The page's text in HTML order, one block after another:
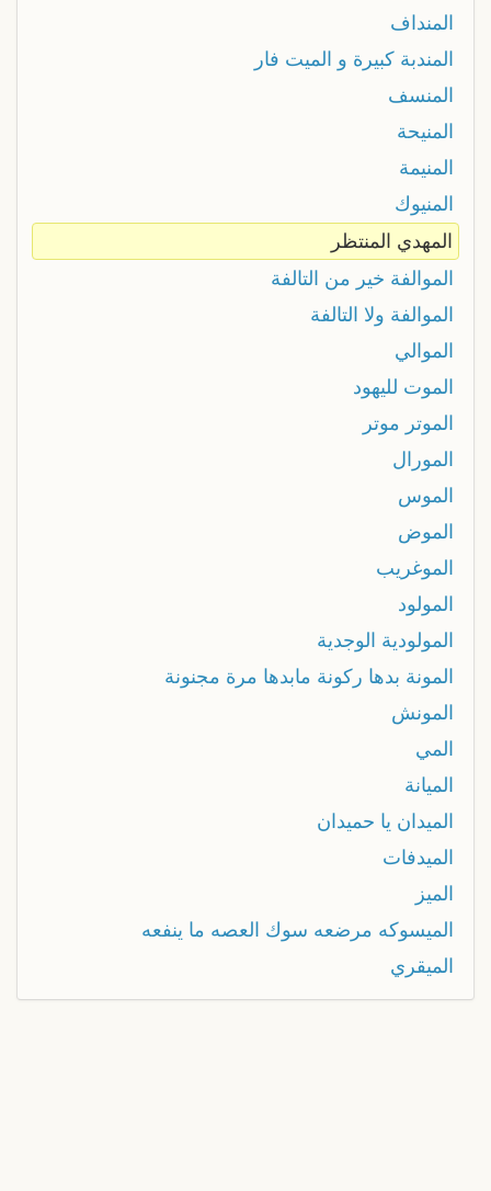
المنداف
المندبة كبيرة و الميت فار
المنسف
المنيحة
المنيمة
المنيوك
المهدي المنتظر
الموالفة خير من التالفة
الموالفة ولا التالفة
الموالي
الموت لليهود
الموتر موتر
المورال
الموس
الموض
الموغريب
المولود
المولودية الوجدية
المونة بدها ركونة مابدها مرة مجنونة
المونش
المي
الميانة
الميدان يا حميدان
الميدفات
الميز
الميسوكه مرضعه سوك العصه ما ينفعه
الميقري